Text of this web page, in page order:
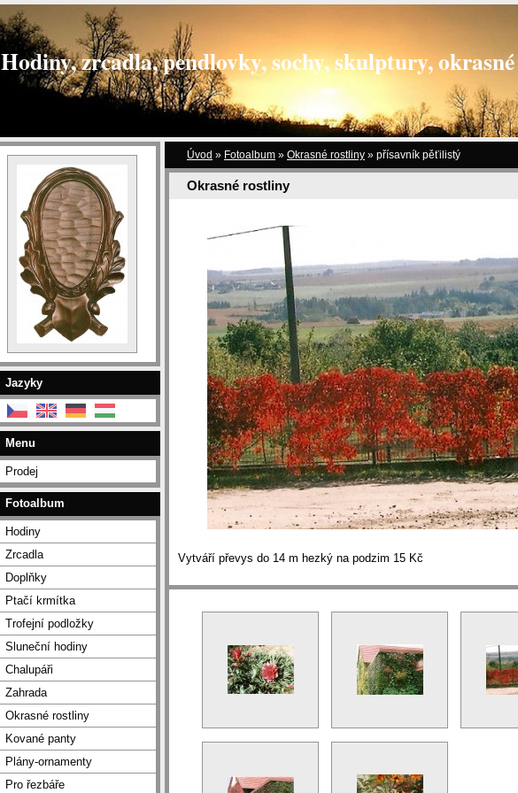
Hodiny, zrcadla, pendlovky, sochy, skulptury,
Úvod » Fotoalbum » Okrasné rostliny » přísavník pěťilistý
Okrasné rostliny
Vytváří převys do 14 m hezký na podzim 15 Kč
Jazyky
Menu
Prodej
Fotoalbum
Hodiny
Zrcadla
Doplňky
Ptačí krmítka
Trofejní podložky
Sluneční hodiny
Chalupáři
Zahrada
Okrasné rostliny
Kované panty
Plány-ornamenty
Pro řezbáře